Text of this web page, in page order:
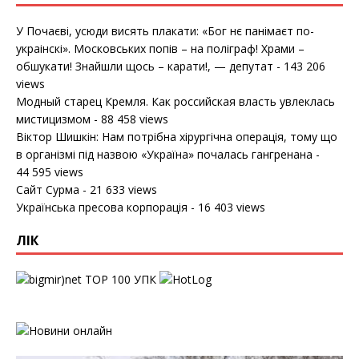
У Почаєві, усюди висять плакати: «Бог нє панімаєт по-
украінскі». Московських попів – на поліграф! Храми –
обшукати! Знайшли щось – карати!, — депутат - 143 206
views
Модный старец Кремля. Как российская власть увлеклась
мистицизмом - 88 458 views
Віктор Шишкін: Нам потрібна хірургічна операція, тому що
в організмі під назвою «Україна» почалась гангренана -
44 595 views
Сайт Сурма - 21 633 views
Українська пресова корпорація - 16 403 views
ЛІК
УПК